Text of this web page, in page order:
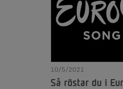
10/5/2021
Så röstar du i